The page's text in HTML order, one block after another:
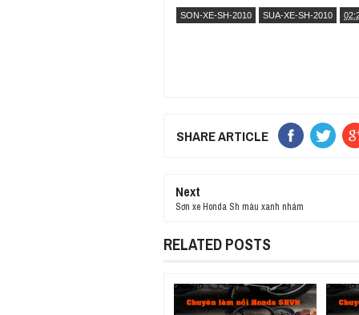
SON-XE-SH-2010 SUA-XE-SH-2010
SHARE ARTICLE
Next
Sơn xe Honda Sh màu xanh nhám
RELATED POSTS